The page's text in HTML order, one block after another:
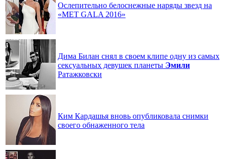
Ослепительно белоснежные наряды звезд на
«MET GALA 2016»
Дима Билан снял в своем клипе одну из самых
сексуальных девушек планеты Эмили
Ратажковски
Ким Кардашья вновь опубликовала снимки
своего обнаженного тела